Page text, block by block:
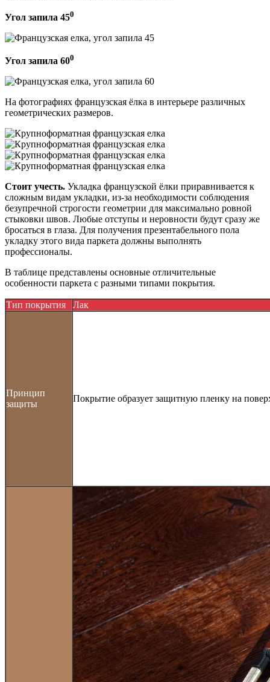
Угол запила 450
Угол запила 600
На фотографиях французская ёлка в интерьере различных
геометрических размеров.
Стоит учесть. Укладка французской ёлки приравнивается к
сложным видам укладки, из-за необходимости соблюдения
безупречной строгости геометрии для максимально ровной
стыковки швов. Любые отступы и неровности будут сразу же
бросаться в глаза. Для получения презентабельного пола
укладку этого вида паркета должны выполнять
профессионалы.
В таблице представлены основные отличительные
особенности паркета с разными типами покрытия.
Тип покрытия Лак
Принцип
защиты
Покрытие образует защитную пленку на